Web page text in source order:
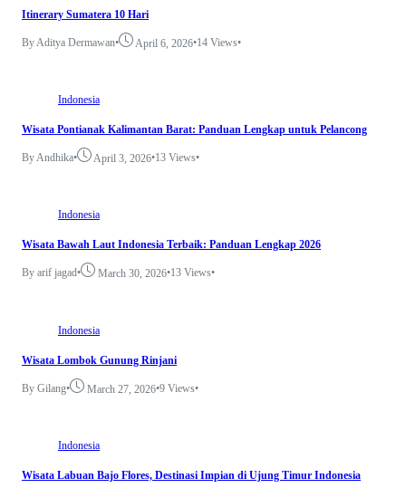
Itinerary Sumatera 10 Hari
By Aditya Dermawan• April 6, 2026•14 Views•
Indonesia
Wisata Pontianak Kalimantan Barat: Panduan Lengkap untuk Pelancong
By Andhika• April 3, 2026•13 Views•
Indonesia
Wisata Bawah Laut Indonesia Terbaik: Panduan Lengkap 2026
By arif jagad• March 30, 2026•13 Views•
Indonesia
Wisata Lombok Gunung Rinjani
By Gilang• March 27, 2026•9 Views•
Indonesia
Wisata Labuan Bajo Flores, Destinasi Impian di Ujung Timur Indonesia